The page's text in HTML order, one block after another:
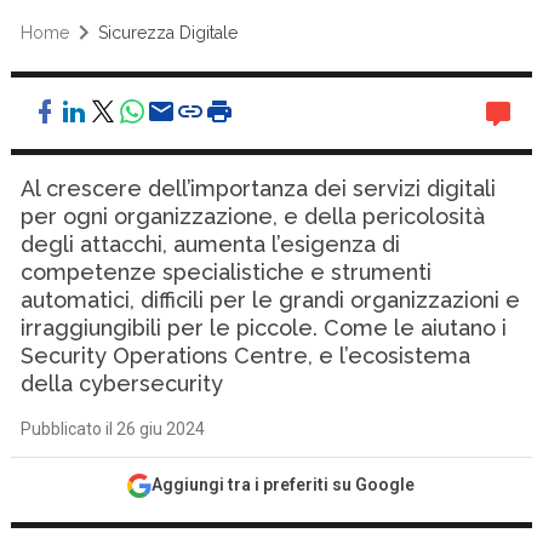
Home Sicurezza Digitale
Al crescere dell’importanza dei servizi digitali
per ogni organizzazione, e della pericolosità
degli attacchi, aumenta l’esigenza di
competenze specialistiche e strumenti
automatici, difficili per le grandi organizzazioni e
irraggiungibili per le piccole. Come le aiutano i
Security Operations Centre, e l’ecosistema
della cybersecurity
Pubblicato il 26 giu 2024
Aggiungi tra i preferiti su Google